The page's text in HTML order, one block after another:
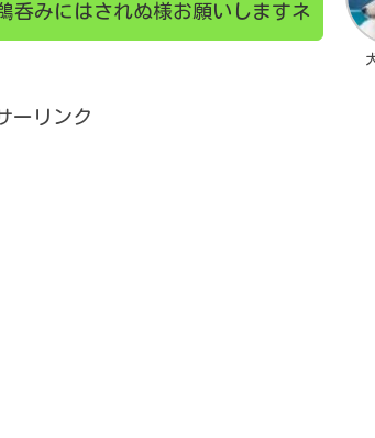
呑みにはされぬ様お願いしますネ
ーリンク